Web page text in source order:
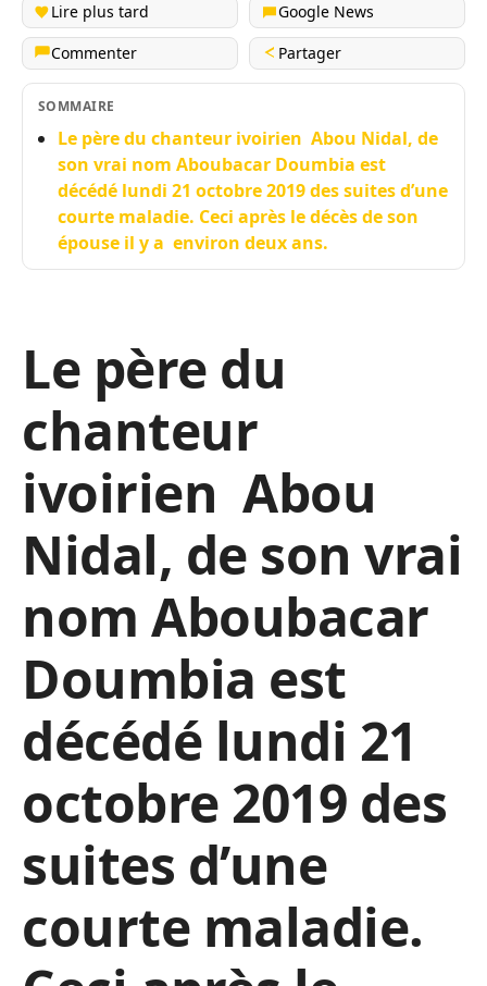
Lire plus tard
Google News
Commenter
Partager
SOMMAIRE
Le père du chanteur ivoirien Abou Nidal, de
son vrai nom Aboubacar Doumbia est
décédé lundi 21 octobre 2019 des suites d’une
courte maladie. Ceci après le décès de son
épouse il y a environ deux ans.
Le père du
chanteur
ivoirien Abou
Nidal, de son vrai
nom Aboubacar
Doumbia est
décédé lundi 21
octobre 2019 des
suites d’une
courte maladie.